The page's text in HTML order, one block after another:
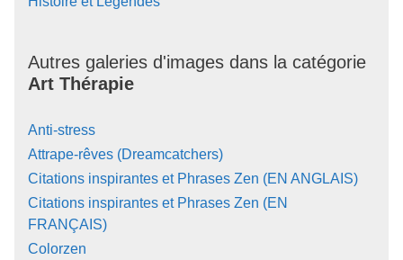
Autres galeries d'images dans la catégorie
Art Thérapie
Anti-stress
Attrape-rêves (Dreamcatchers)
Citations inspirantes et Phrases Zen (EN ANGLAIS)
Citations inspirantes et Phrases Zen (EN
FRANÇAIS)
Colorzen